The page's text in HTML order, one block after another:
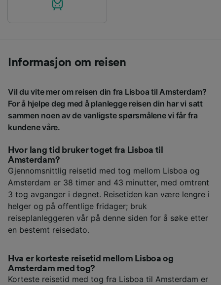
Informasjon om reisen
Vil du vite mer om reisen din fra Lisboa til Amsterdam?
For å hjelpe deg med å planlegge reisen din har vi satt
sammen noen av de vanligste spørsmålene vi får fra
kundene våre.
Hvor lang tid bruker toget fra Lisboa til
Amsterdam?
Gjennomsnittlig reisetid med tog mellom Lisboa og
Amsterdam er 38 timer and 43 minutter, med omtrent
3 tog avganger i døgnet. Reisetiden kan være lengre i
helger og på offentlige fridager; bruk
reiseplanleggeren vår på denne siden for å søke etter
en bestemt reisedato.
Hva er korteste reisetid mellom Lisboa og
Amsterdam med tog?
Korteste reisetid med tog fra Lisboa til Amsterdam er